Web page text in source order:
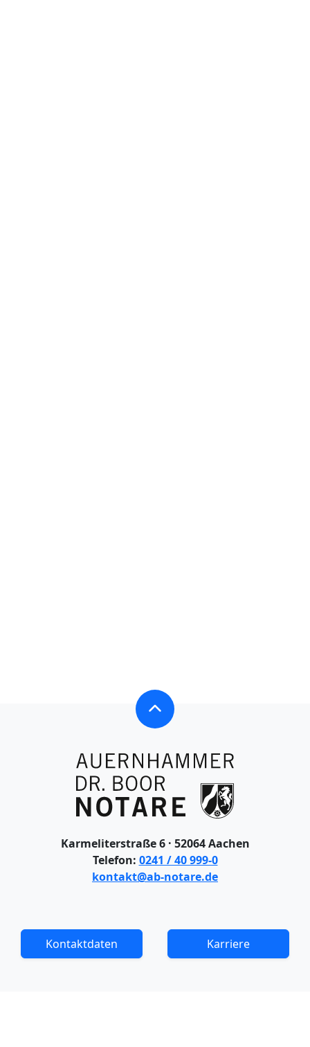
Karmeliterstraße 6 · 52064 Aachen
Telefon: 0241 / 40 999-0
kontakt@ab-notare.de
Kontaktdaten Karriere